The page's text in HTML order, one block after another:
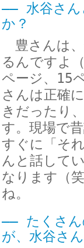
―― 水谷さん
か？
豊さんは、
るんですよ
ページ、15
さんは正確
きだったり
す。現場で
すぐに「そ
んと話して
なります（
ね。
―― たくさん
が、水谷さ